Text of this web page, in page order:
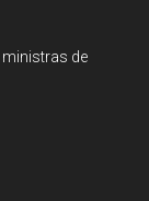
de